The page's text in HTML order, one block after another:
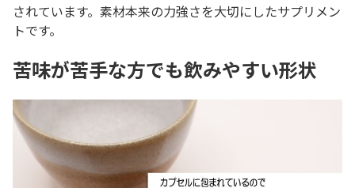
されています。素材本来の力強さを大切にしたサプリメン
トです。
苦味が苦手な方でも飲みやすい形状